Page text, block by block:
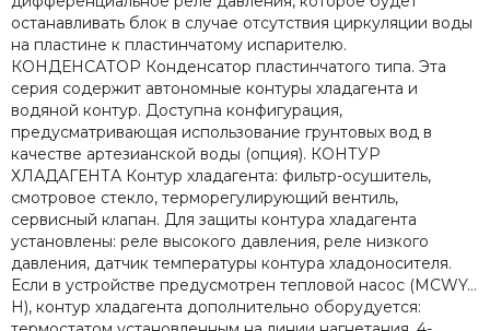
останавливать блок в случае отсутствия циркуляции воды
на пластине к пластинчатому испарителю.
КОНДЕНСАТОР Конденсатор пластинчатого типа. Эта
серия содержит автономные контуры хладагента и
водяной контур. Доступна конфигурация,
предусматривающая использование грунтовых вод в
качестве артезианской воды (опция). КОНТУР
ХЛАДАГЕНТА Контур хладагента: фильтр-осушитель,
смотровое стекло, терморегулирующий вентиль,
сервисный клапан. Для защиты контура хладагента
установлены: реле высокого давления, реле низкого
давления, датчик температуры контура хладоносителя.
Если в устройстве предусмотрен тепловой насос (MCWY…
H), контур хладагента дополнительно оборудуется: